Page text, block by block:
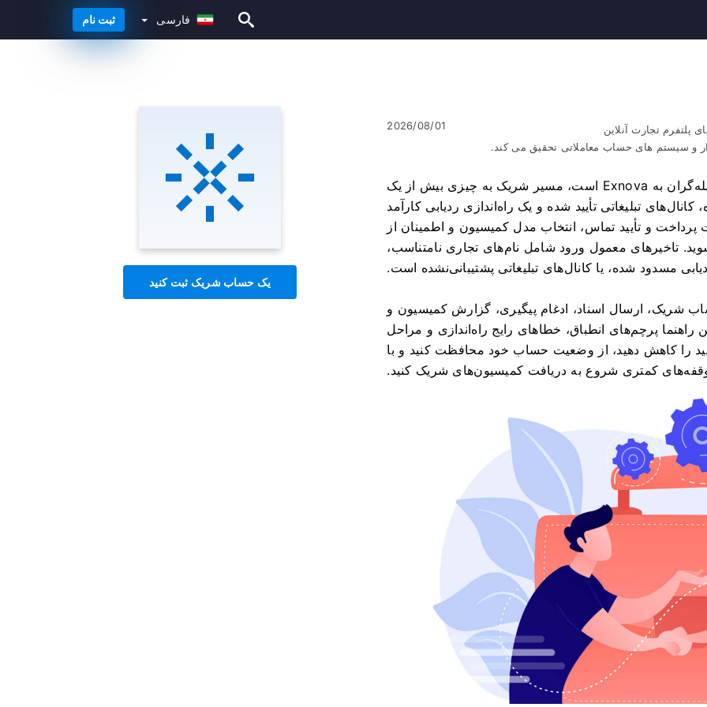
فارسی ثبت نام
پلتفرم تجارت آنلاین
و سیستم های حساب معاملاتی تحقیق می کند.
2026/08/01
اگر هدف شما کسب درآمد از ترافیک با ارجاع معامله‌گران به Exnova است، مسیر شریک به چیزی بیش از یک
کانال‌های تبلیغاتی تأیید شده و یک راه‌اندازی ردیابی کارآمد
و تأیید تماس، انتخاب مدل کمیسیون و اطمینان از
تاخیرهای معمول ورود شامل نام‌های تجاری نامتناسب،
مسدود شده، یا کانال‌های تبلیغاتی پشتیبانی‌نشده است.
شریک، ارسال اسناد، ادغام پیگیری، گزارش کمیسیون و
پرچم‌های انطباق، خطاهای رایج راه‌اندازی و مراحل
را کاهش دهید، از وضعیت حساب خود محافظت کنید و با
کمتری شروع به دریافت کمیسیون‌های شریک کنید.
یک حساب شریک ثبت کنید